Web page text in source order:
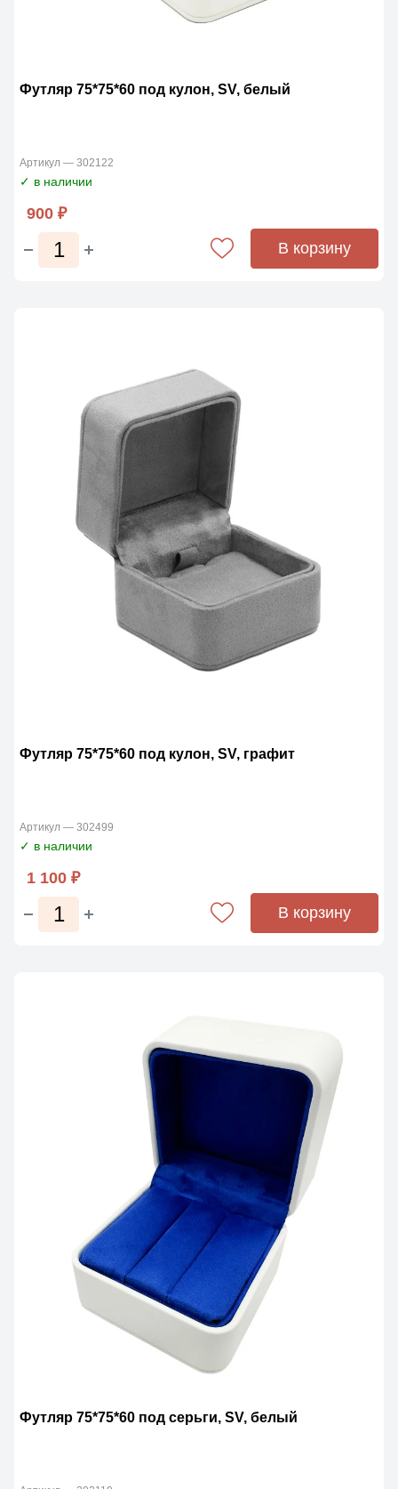
Футляр 75*75*60 под кулон, SV, белый
Артикул — 302122
✓ в наличии
900 ₽
В корзину
Футляр 75*75*60 под кулон, SV, графит
Артикул — 302499
✓ в наличии
1 100 ₽
В корзину
Футляр 75*75*60 под серьги, SV, белый